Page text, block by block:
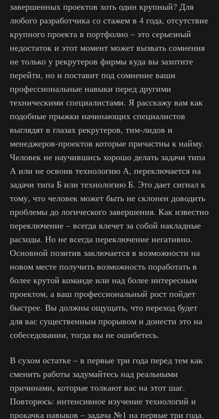
завершенных проектов хоть один крупный? Для
любого разработчика со стажем в 4 года, отсутствие
крупного проекта в портфолио – это серьезный
недостаток и этот момент может вызвать сомнения
не только у рекрутеров фирмы куда вы захотите
перейти, но и поставит под сомнение ваши
профессиональные навыки перед другими
техническими специалистами. Я расскажу вам как
подобные прыжки начинающих специалистов
выглядят в глазах рекрутеров, тим-лидов и
менеджеров-проектов которые причастны к найму.
Человек не научившись хорошо делать задачи типа
А или не освоив технологию А, переключается на
задачи типа Б или технологию Б. Это дает сигнал к
тому, что человек может быть не склонен доводить
проблемы до логического завершения. Как известно
переключение – всегда влечет за собой накладные
расходы. Но не всегда переключение негативно.
Основной позитив заключается в возможности на
новом месте получить возможность поработать в
более крутой команде или над более интересным
проектом, а ваш профессиональный рост пойдет
быстрее. Вы должны ощущать, что переход будет
для вас существенным прорывом и донести это на
собеседовании, тогда вы не ошибетесь.
В сухом остатке – в первые три года перед тем как
сменить работы задумайтесь над реальными
причинами, которые толкают вас на этот шаг.
Повторюсь: интенсивное изучение технологий и
прокачка навыков – задача №1 на первые три года.